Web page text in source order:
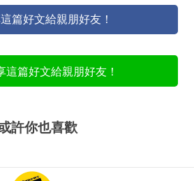
篇好文給親朋好友！
這篇好文給親朋好友！
許你也喜歡